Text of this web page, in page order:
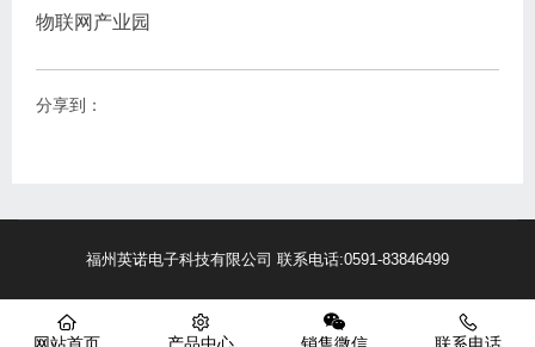
物联网产业园
分享到：
福州英诺电子科技有限公司 联系电话:0591-83846499